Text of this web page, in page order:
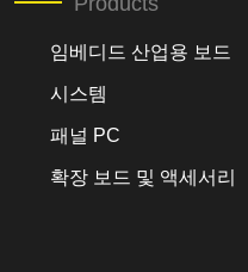
임베디드 산업용 보드
시스템
패널 PC
확장 보드 및 액세서리